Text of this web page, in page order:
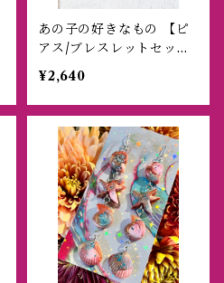
あの子の好きなもの 【ピ
アス/ブレスレットセッ
ト】
¥2,640